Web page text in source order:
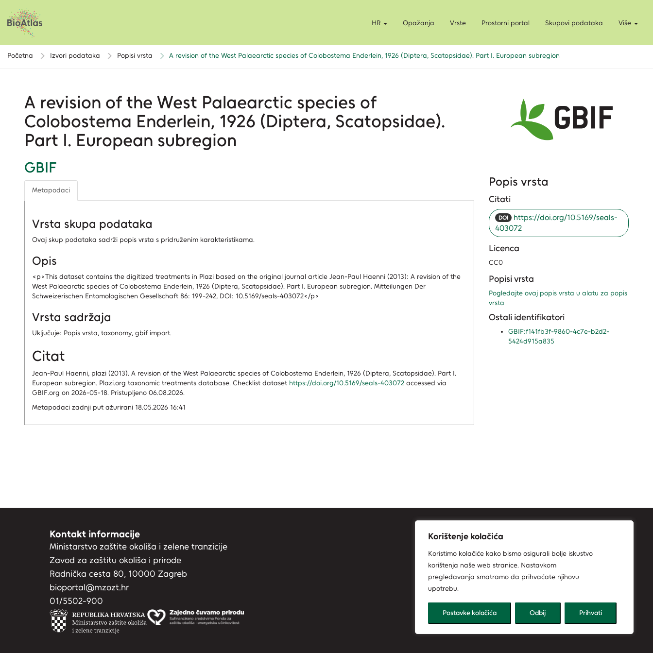
Opažanja Vrste Prostorni portal Skupovi podataka Više
HR
Početna Izvori podataka Popisi vrsta A revision of the West Palaearctic species of Colobostema Enderlein, 1926 (Diptera, Scatopsidae). Part I. European subregion
A revision of the West Palaearctic species of
Colobostema Enderlein, 1926 (Diptera, Scatopsidae).
Part I. European subregion
GBIF
Metapodaci
Vrsta skupa podataka
Ovaj skup podataka sadrži popis vrsta s pridruženim karakteristikama.
Opis
<p>This dataset contains the digitized treatments in Plazi based on the original journal article Jean-Paul Haenni (2013): A revision of the
West Palaearctic species of Colobostema Enderlein, 1926 (Diptera, Scatopsidae). Part I. European subregion. Mitteilungen Der
Schweizerischen Entomologischen Gesellschaft 86: 199-242, DOI: 10.5169/seals-403072</p>
Vrsta sadržaja
Uključuje: Popis vrsta, taxonomy, gbif import.
Citat
Jean-Paul Haenni, plazi (2013). A revision of the West Palaearctic species of Colobostema Enderlein, 1926 (Diptera, Scatopsidae). Part I.
European subregion. Plazi.org taxonomic treatments database. Checklist dataset https://doi.org/10.5169/seals-403072 accessed via
GBIF.org on 2026-05-18. Pristupljeno 06.08.2026.
Metapodaci zadnji put ažurirani 18.05.2026 16:41
Popis vrsta
Citati
DOI https://doi.org/10.5169/seals-
403072
Licenca
CC0
Popisi vrsta
Pogledajte ovaj popis vrsta u alatu za popis
vrsta
Ostali identifikatori
GBIF:f141fb3f-9860-4c7e-b2d2-
5424d915a835
Kontakt informacije
Ministarstvo zaštite okoliša i zelene tranzicije
Zavod za zaštitu okoliša i prirode
Radnička cesta 80, 10000 Zagreb
bioportal@mzozt.hr
01/5502-900
Korištenje kolačića
Koristimo kolačiće kako bismo osigurali bolje iskustvo
korištenja naše web stranice. Nastavkom
pregledavanja smatramo da prihvaćate njihovu
upotrebu.
Postavke kolačića Odbij Prihvati